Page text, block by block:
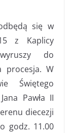
się w
z Kaplicy
do
procesja. W
Świętego
Pawła II
diecezji
godz. 11.00